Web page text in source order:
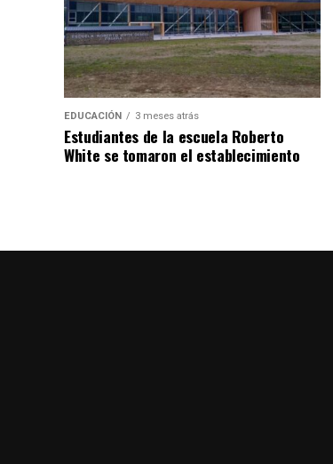
EDUCACIÓN 3 meses atrás
Estudiantes de la escuela Roberto
White se tomaron el establecimiento